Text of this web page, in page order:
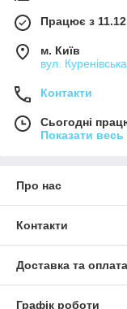
Працює з
м. Київ
вул.
Контакти
Сьогодні
Показати
Про нас
Контакти
Доставка та оплата
Графік роботи